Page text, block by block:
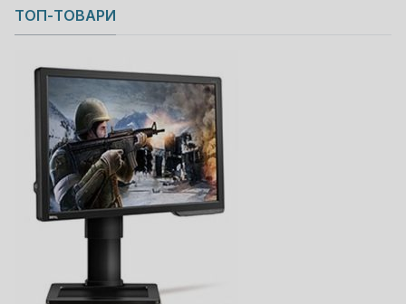
Copyright MAXXmarketing GmbH
JoomShopping Download & Support
ТОП-ТОВАРИ